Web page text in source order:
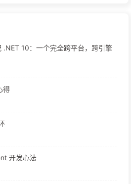
.NET 10：一个完全跨平台，跨引擎
得
开发心法